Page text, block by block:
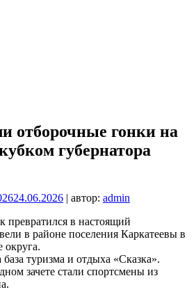
отборочные гонки на
губернатора
24.06.2026 | автор: admin
превратился в настоящий
в районе поселения Каркатеевы в
округа.
туризма и отдыха «Сказка».
зачете стали спортсмены из